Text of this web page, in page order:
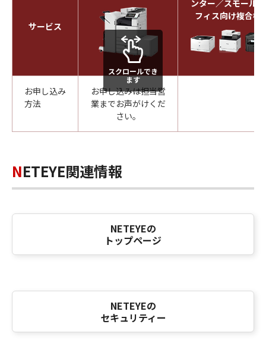
サービス
ンター／スモールオ
フィス向け複合機
お申し込み
方法
お申し込みは担当営
業までお声がけくだ
さい。
スクロールでき
ます
NETEYE関連情報
NETEYEの
トップページ
NETEYEの
セキュリティー